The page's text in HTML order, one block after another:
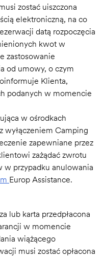
zostać uiszczona
elektroniczną, na co
datą rozpoczęcia
kwot w
zastosowanie
od umowy, o czym
Klienta,
podanych w momencie
w ośrodkach
wyłączeniem Camping
zapewniane przez
zażądać zwrotu
w przypadku anulowania
Europ Assistance.
lub karta przedpłacona
w momencie
wiążącego
musi zostać opłacona